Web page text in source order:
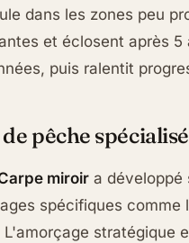
dans les zones peu
et éclosent après
puis ralentit
pêche
miroir a développé
spécifiques
L'amorçage stratégique